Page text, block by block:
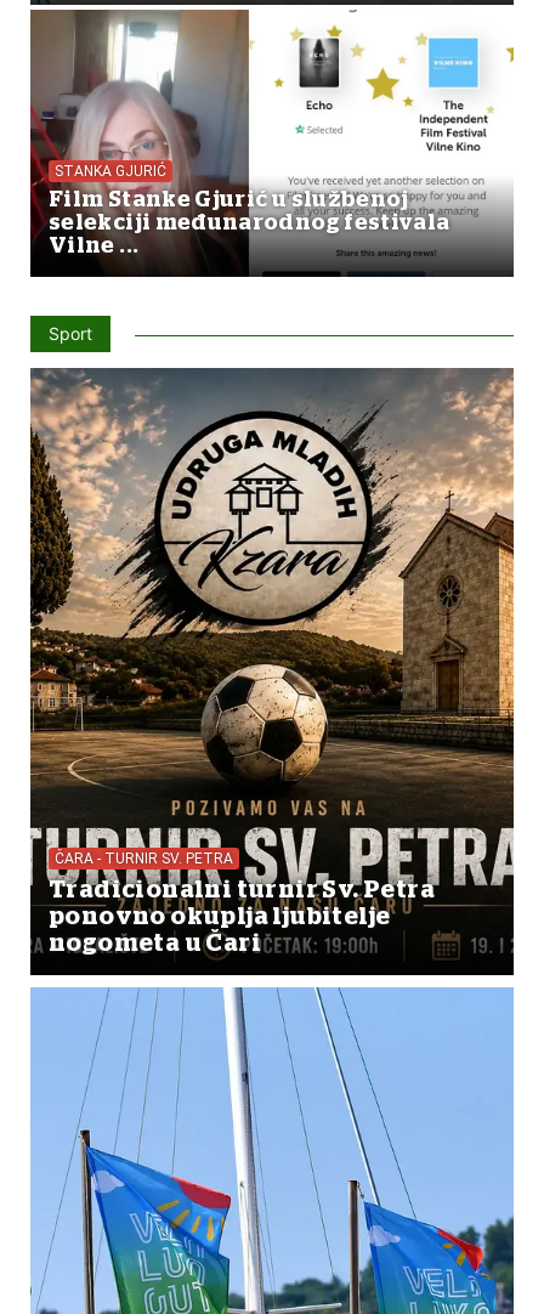
STANKA GJURIĆ
Film Stanke Gjurić u službenoj
selekciji međunarodnog festivala
Vilne ...
Sport
ČARA - TURNIR SV. PETRA
Tradicionalni turnir Sv. Petra
ponovno okuplja ljubitelje
nogometa u Čari